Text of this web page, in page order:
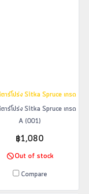
ตาร์โปร่ง Sitka Spruce เกรด A
ตาร์โปร่ง Sitka Spruce เกรด
A (001)
฿1,080
Out of stock
Compare